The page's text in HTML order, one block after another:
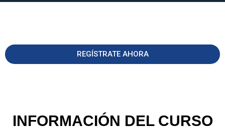
REGÍSTRATE AHORA
INFORMACIÓN DEL CURSO